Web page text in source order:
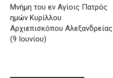
Μνήμη του εν Aγίοις Πατρός
ημών Kυρίλλου
Aρχιεπισκόπου Aλεξανδρείας
(9 Ιουνίου)